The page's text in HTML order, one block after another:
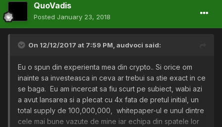
QuoVadis
Posted January 23, 2018
On 12/12/2017 at 7:59 PM, audvoci said:
Eu o spun din experienta mea din crypto.. Si orice om
inainte sa investeasca in ceva ar trebui sa stie exact in ce
se baga. Eu am incercat sa fiu scurt pe subiect, wabi azi
a avut lansarea si a plecat cu 4x fata de pretul initial, un
total supply de 100,000,000, whitepaper-ul e unul dintre
cele mai bune vazute de mine iar echipa din spatele lor